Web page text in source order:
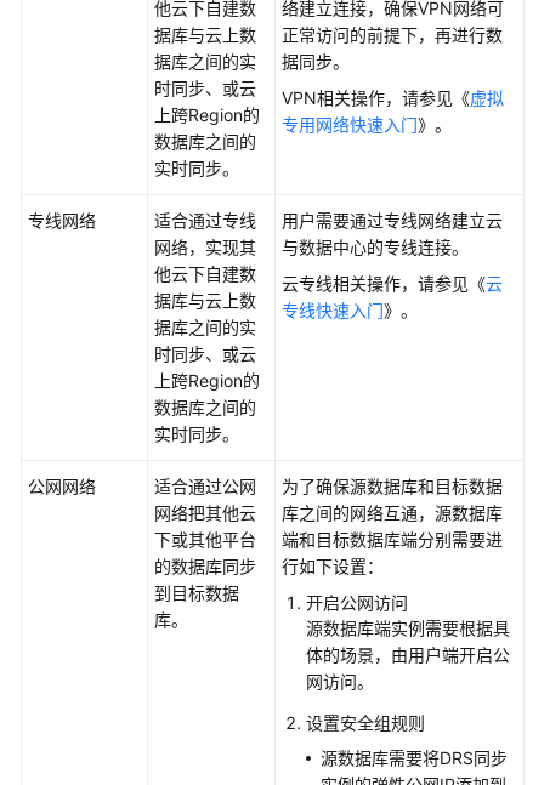
实
实
他云下自建数
据库与云上数
据库之间的实
时同步、或云
上跨Region的
数据库之间的
实时同步。
络建立连接，确保VPN网络可
正常访问的前提下，再进行数
据同步。
VPN相关操作，请参见《虚拟
专用网络快速入门》。
专线网络
适合通过专线
网络，实现其
他云下自建数
据库与云上数
据库之间的实
时同步、或云
上跨Region的
数据库之间的
实时同步。
用户需要通过专线网络建立云
与数据中心的专线连接。
云专线相关操作，请参见《云
专线快速入门》。
公网网络
适合通过公网
网络把其他云
下或其他平台
的数据库同步
到目标数据
库。
为了确保源数据库和目标数据
库之间的网络互通，源数据库
端和目标数据库端分别需要进
行如下设置：
开启公网访问
源数据库端实例需要根据具
体的场景，由用户端开启公
网访问。
设置安全组规则
源数据库需要将DRS同步